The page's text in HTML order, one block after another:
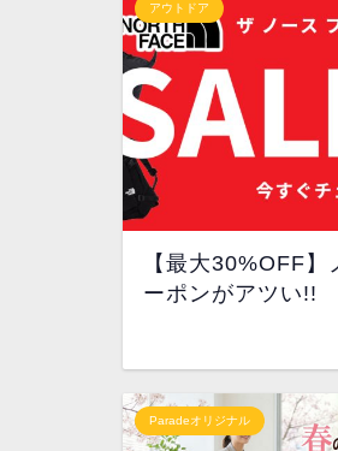
アウトドア
【最大30%OFF
ーポンがアツい!!
Paradeオリジナル